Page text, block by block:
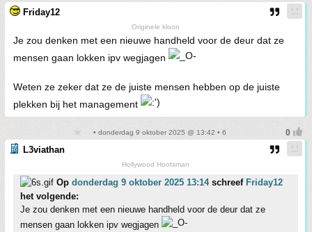
Friday12
Originele kloon
Je zou denken met een nieuwe handheld voor de deur dat ze
mensen gaan lokken ipv wegjagen
Weten ze zeker dat ze de juiste mensen hebben op de juiste
plekken bij het management
• donderdag 9 oktober 2025 @ 13:42 • 6
L3viathan
Hollywood Hootsman
Op donderdag 9 oktober 2025 13:14schreef Friday12
het volgende:
Je zou denken met een nieuwe handheld voor de deur dat ze
mensen gaan lokken ipv wegjagen